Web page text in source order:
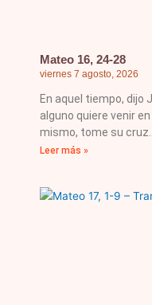
Mateo 16, 24-28
viernes 7 agosto, 2026
En aquel tiempo, dijo
alguno quiere venir
mismo, tome su cruz
Leer más »